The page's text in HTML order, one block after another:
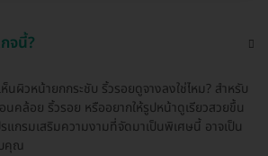
จนี้?
นผิวหน้ายกกระชับ ริ้วรอยดูจางลงใช่ไหม? สำหรับ
นคล้อย ริ้วรอย หรืออยากให้รูปหน้าดูเรียวสวยขึ้น
รแกรมเสริมความงามที่จัดมาเป็นพิเศษนี้ อาจเป็น
คุณ